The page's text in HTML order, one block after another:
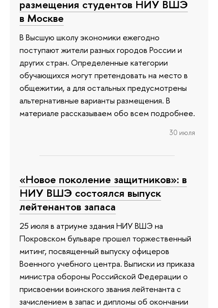
размещения студентов НИУ ВШЭ
в Москве
В Высшую школу экономики ежегодно
поступают жители разных городов России и
других стран. Определенные категории
обучающихся могут претендовать на место в
общежитии, а для остальных предусмотрены
альтернативные варианты размещения. В
материале рассказываем обо всем подробнее.
30 июля
«Новое поколение защитников»: в
НИУ ВШЭ состоялся выпуск
лейтенантов запаса
25 июля в атриуме здания НИУ ВШЭ на
Покровском бульваре прошел торжественный
митинг, посвященный выпуску офицеров
Военного учебного центра. Выписки из приказа
министра обороны Российской Федерации о
присвоении воинского звания лейтенанта с
зачислением в запас и дипломы об окончании